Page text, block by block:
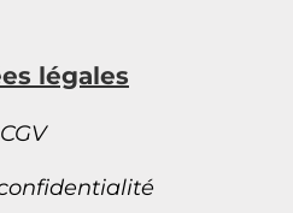
légales
CGV